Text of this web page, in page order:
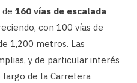
160 vías de escalada
con 100 vías de
1,200 metros. Las
y de particular interés
largo de la Carretera